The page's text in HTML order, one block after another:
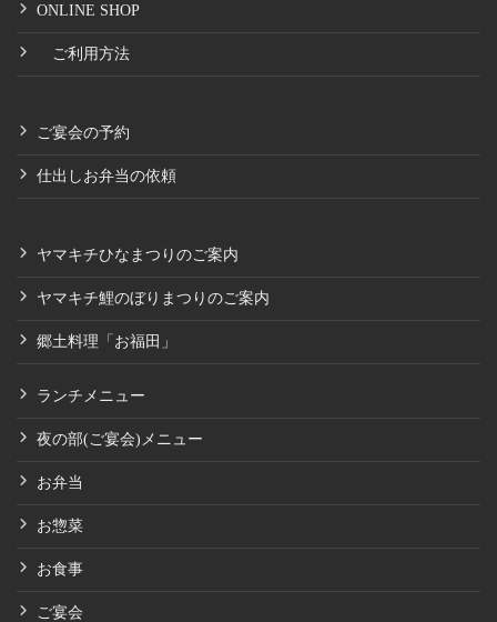
ONLINE SHOP
ご利用方法
ご宴会の予約
仕出しお弁当の依頼
ヤマキチひなまつりのご案内
ヤマキチ鯉のぼりまつりのご案内
郷土料理「お福田」
ランチメニュー
夜の部(ご宴会)メニュー
お弁当
お惣菜
お食事
ご宴会